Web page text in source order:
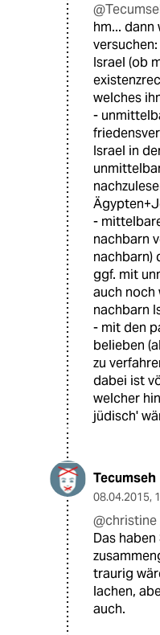
hm...
versuchen:
Israel (ob
welches
-
Israel in
-
nachbarn
nachbarn)
ggf. mit
auch
nachbarn
- mit den
belieben
zu
dabei ist
welcher
jüdisch'
Tecumseh
08.04.2015,
Das
traurig
lachen,
auch.